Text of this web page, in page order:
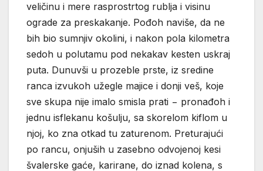
veličinu i mere rasprostrtog rublja i visinu
ograde za preskakanje. Pođoh naviše, da ne
bih bio sumnjiv okolini, i nakon pola kilometra
sedoh u polutamu pod nekakav kesten uskraj
puta. Dunuvši u prozeble prste, iz sredine
ranca izvukoh užegle majice i donji veš, koje
sve skupa nije imalo smisla prati − pronađoh i
jednu isflekanu košulju, sa skorelom kiflom u
njoj, ko zna otkad tu zaturenom. Preturajući
po rancu, onjuših u zasebno odvojenoj kesi
švalerske gaće, karirane, do iznad kolena, s